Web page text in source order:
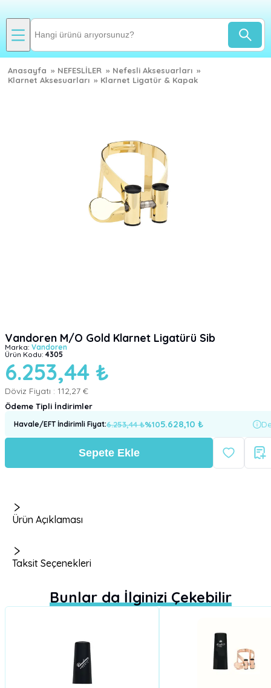
Anasayfa » NEFESLİLER » Nefesli Aksesuarları »
Klarnet Aksesuarları » Klarnet Ligatür & Kapak
Vandoren M/O Gold Klarnet Ligatürü Sib
Marka: Vandoren
Ürün Kodu: 4305
6.253,44 ₺
Döviz Fiyatı : 112,27 €
Ödeme Tipli İndirimler
Havale/EFT İndirimli Fiyat:6.253,44₺%105.628,10 ₺
Sepete Ekle
Ürün Açıklaması
Taksit Seçenekleri
Bunlar da İlginizi Çekebilir